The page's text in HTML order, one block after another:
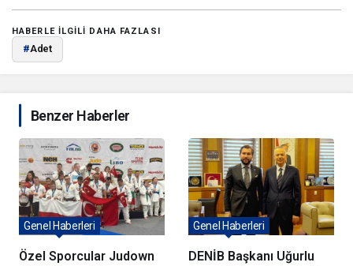
HABERLE ILGILI DAHA FAZLASI
#Adet
Benzer Haberler
Özel Sporcular Judown
Genel Haberleri
DENİB Başkanı Uğurlu
Genel Haberleri